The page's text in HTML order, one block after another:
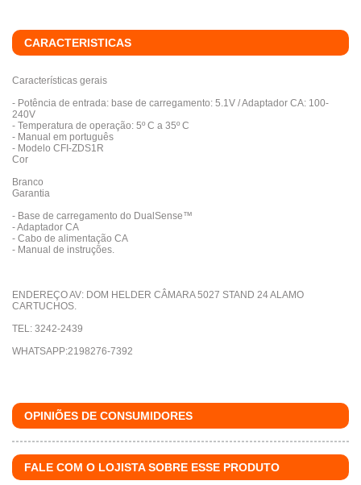
CARACTERISTICAS
Características gerais
- Potência de entrada: base de carregamento: 5.1V / Adaptador CA: 100-
240V
- Temperatura de operação: 5º C a 35º C
- Manual em português
- Modelo CFI-ZDS1R
Cor
Branco
Garantia
- Base de carregamento do DualSense™
- Adaptador CA
- Cabo de alimentação CA
- Manual de instruções.
ENDEREÇO AV: DOM HELDER CÂMARA 5027 STAND 24 ALAMO
CARTUCHOS.
TEL: 3242-2439
WHATSAPP:2198276-7392
OPINIÕES DE CONSUMIDORES
FALE COM O LOJISTA SOBRE ESSE PRODUTO